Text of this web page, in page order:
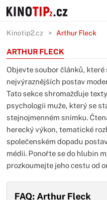
Kinotip2.cz Arthur Fleck
ARTHUR FLECK
Objevte soubor článků, které
nejvýraznějších postav
Tato sekce shromažďuje
psychologii muže, který se
stejnojmenném snímku.
herecký výkon, tematické
společenském dopadu
médii. Ponořte se do hlubin
prozkoumejte jeho cestu od
FAQ: Arthur Fleck